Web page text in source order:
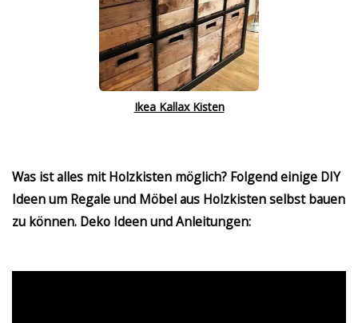
Ikea Kallax Kisten
Was ist alles mit Holzkisten möglich? Folgend einige DIY
Ideen um Regale und Möbel aus Holzkisten selbst bauen
zu können. Deko Ideen und Anleitungen: